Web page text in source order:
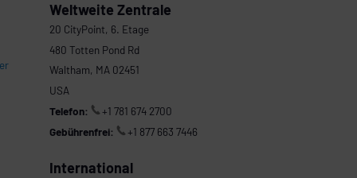
Weltweite Zentrale
20 CityPoint, 6. Etage
480 Totten Pond Rd
Waltham, MA 02451
USA
Telefon:
+1 781 674 2700
Gebührenfrei:
+1 877 663 7446
International